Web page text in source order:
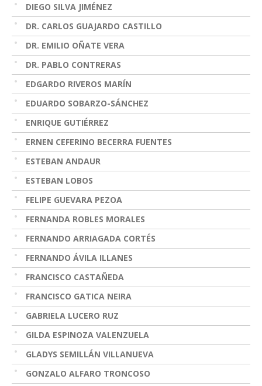
DIEGO SILVA JIMÉNEZ
DR. CARLOS GUAJARDO CASTILLO
DR. EMILIO OÑATE VERA
DR. PABLO CONTRERAS
EDGARDO RIVEROS MARÍN
EDUARDO SOBARZO-SÁNCHEZ
ENRIQUE GUTIÉRREZ
ERNEN CEFERINO BECERRA FUENTES
ESTEBAN ANDAUR
ESTEBAN LOBOS
FELIPE GUEVARA PEZOA
FERNANDA ROBLES MORALES
FERNANDO ARRIAGADA CORTÉS
FERNANDO ÁVILA ILLANES
FRANCISCO CASTAÑEDA
FRANCISCO GATICA NEIRA
GABRIELA LUCERO RUZ
GILDA ESPINOZA VALENZUELA
GLADYS SEMILLÁN VILLANUEVA
GONZALO ALFARO TRONCOSO